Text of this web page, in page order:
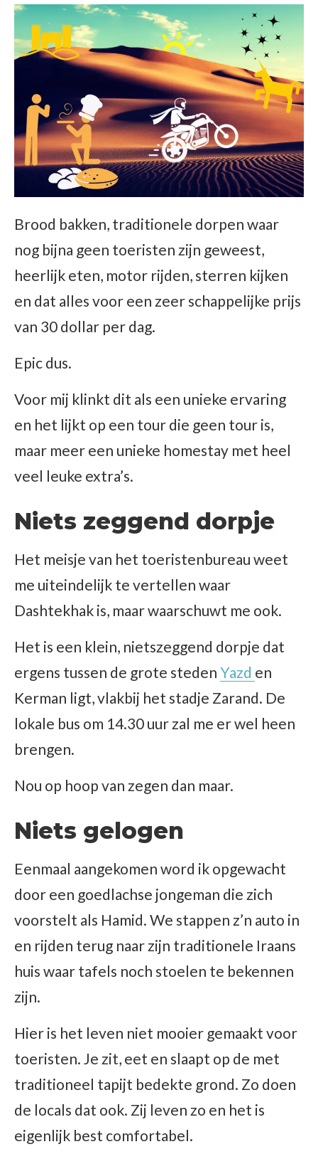
Brood bakken, traditionele dorpen waar
nog bijna geen toeristen zijn geweest,
heerlijk eten, motor rijden, sterren kijken
en dat alles voor een zeer schappelijke prijs
van 30 dollar per dag.
Epic dus.
Voor mij klinkt dit als een unieke ervaring
en het lijkt op een tour die geen tour is,
maar meer een unieke homestay met heel
veel leuke extra’s.
Niets zeggend dorpje
Het meisje van het toeristenbureau weet
me uiteindelijk te vertellen waar
Dashtekhak is, maar waarschuwt me ook.
Het is een klein, nietszeggend dorpje dat
ergens tussen de grote steden Yazd en
Kerman ligt, vlakbij het stadje Zarand. De
lokale bus om 14.30 uur zal me er wel heen
brengen.
Nou op hoop van zegen dan maar.
Niets gelogen
Eenmaal aangekomen word ik opgewacht
door een goedlachse jongeman die zich
voorstelt als Hamid. We stappen z’n auto in
en rijden terug naar zijn traditionele Iraans
huis waar tafels noch stoelen te bekennen
zijn.
Hier is het leven niet mooier gemaakt voor
toeristen. Je zit, eet en slaapt op de met
traditioneel tapijt bedekte grond. Zo doen
de locals dat ook. Zij leven zo en het is
eigenlijk best comfortabel.